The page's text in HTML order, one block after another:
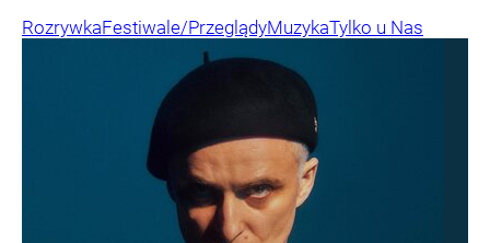
RozrywkaFestiwale/PrzeglądyMuzykaTylko u Nas